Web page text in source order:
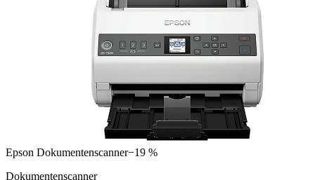
Epson Dokumentenscanner−19 %
Dokumentenscanner